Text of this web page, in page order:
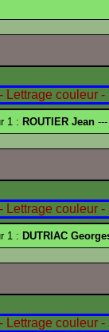
1 : ROUTIER Jean ---
1 : DUTRIAC